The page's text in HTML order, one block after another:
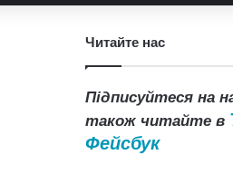
Читайте нас
Підписуйтеся на
також читайте в
Фейсбук